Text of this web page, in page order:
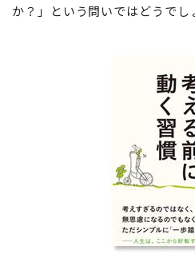
か？」という問いではどうでし